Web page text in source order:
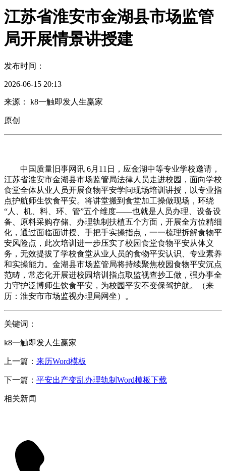
江苏省淮安市金湖县市场监管
局开展情景讲授建
发布时间：
2026-06-15 20:13
来源： k8一触即发人生赢家
原创
中国质量旧事网讯 6月11日，应金湖中等专业学校邀请，
江苏省淮安市金湖县市场监管局法律人员走进校园，面向学校
食堂全体从业人员开展食物平安学问现场培训讲授，以专业指
点护航师生饮食平安。将讲堂搬到食堂加工操做现场，环绕
“人、机、料、环、管”五个维度——也就是人员办理、设备设
备、原料采购存储、办理轨制扶植五个方面，开展全方位精细
化，通过面临面讲授、手把手实操指点，一一梳理拆解食物平
安风险点，此次培训进一步压实了校园食堂食物平安从体义
务，无效提拔了学校食堂从业人员的食物平安认识、专业素养
和实操能力。金湖县市场监管局将持续聚焦校园食物平安沉点
范畴，常态化开展进校园培训指点取监视查抄工做，强办事全
力守护泛博师生饮食平安，为校园平安不变保驾护航。（来
历：淮安市市场监视办理局网坐）。
关键词：
k8一触即发人生赢家
上一篇： 来历Word模板
下一篇： 平安出产变乱办理轨制Word模板下载
相关新闻